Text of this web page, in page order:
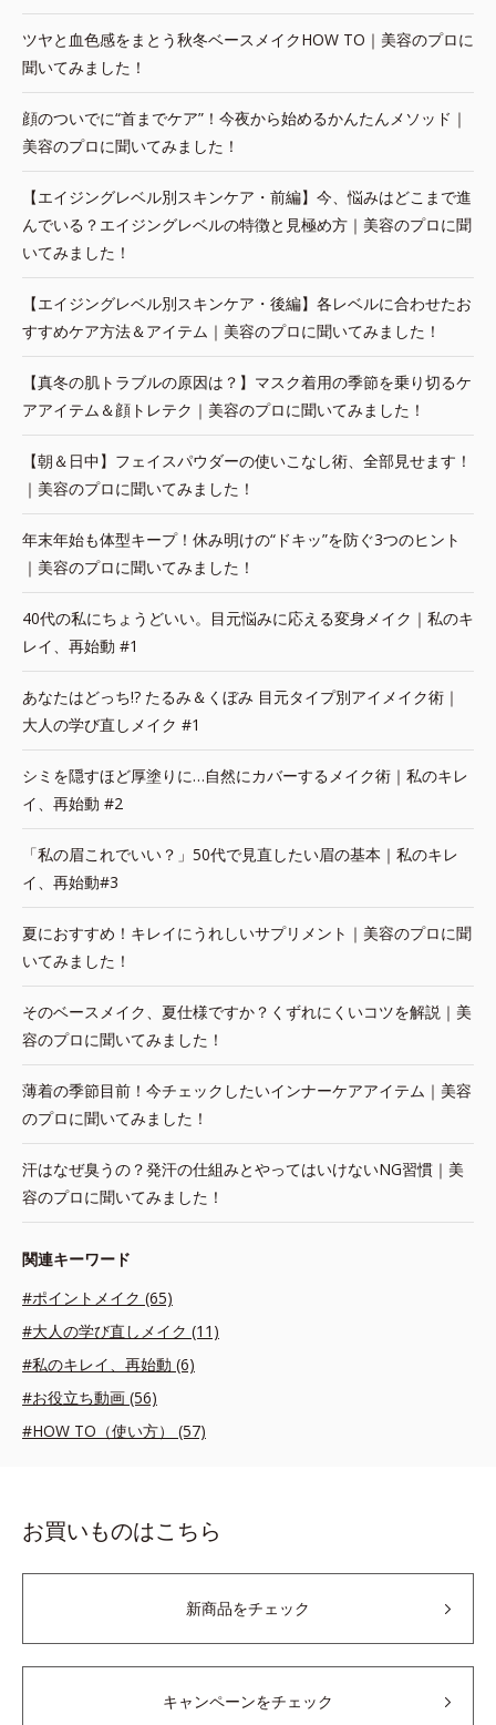
ツヤと血色感をまとう秋冬ベースメイクHOW TO｜美容のプロに
聞いてみました！
顔のついでに“首までケア”！今夜から始めるかんたんメソッド｜
美容のプロに聞いてみました！
【エイジングレベル別スキンケア・前編】今、悩みはどこまで進
んでいる？エイジングレベルの特徴と見極め方｜美容のプロに聞
いてみました！
【エイジングレベル別スキンケア・後編】各レベルに合わせたお
すすめケア方法＆アイテム｜美容のプロに聞いてみました！
【真冬の肌トラブルの原因は？】マスク着用の季節を乗り切るケ
アアイテム＆顔トレテク｜美容のプロに聞いてみました！
【朝＆日中】フェイスパウダーの使いこなし術、全部見せます！
｜美容のプロに聞いてみました！
年末年始も体型キープ！休み明けの“ドキッ”を防ぐ3つのヒント
｜美容のプロに聞いてみました！
40代の私にちょうどいい。目元悩みに応える変身メイク｜私のキ
レイ、再始動 #1
あなたはどっち!? たるみ＆くぼみ 目元タイプ別アイメイク術｜
大人の学び直しメイク #1
シミを隠すほど厚塗りに…自然にカバーするメイク術｜私のキレ
イ、再始動 #2
「私の眉これでいい？」50代で見直したい眉の基本｜私のキレ
イ、再始動#3
夏におすすめ！キレイにうれしいサプリメント｜美容のプロに聞
いてみました！
そのベースメイク、夏仕様ですか？くずれにくいコツを解説｜美
容のプロに聞いてみました！
薄着の季節目前！今チェックしたいインナーケアアイテム｜美容
のプロに聞いてみました！
汗はなぜ臭うの？発汗の仕組みとやってはいけないNG習慣｜美
容のプロに聞いてみました！
関連キーワード
#ポイントメイク (65)
#大人の学び直しメイク (11)
#私のキレイ、再始動 (6)
#お役立ち動画 (56)
#HOW TO（使い方） (57)
お買いものはこちら
新商品をチェック
キャンペーンをチェック